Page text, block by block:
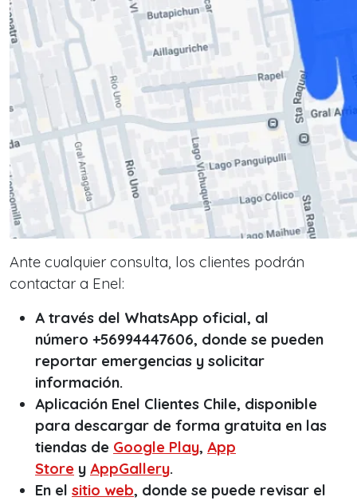
Ante cualquier consulta, los clientes podrán
contactar a Enel:
A través del WhatsApp oficial, al
número +56994447606, donde se pueden
reportar emergencias y solicitar
información.
Aplicación Enel Clientes Chile, disponible
para descargar de forma gratuita en las
tiendas de Google Play, App
Store y AppGallery.
En el sitio web, donde se puede revisar el